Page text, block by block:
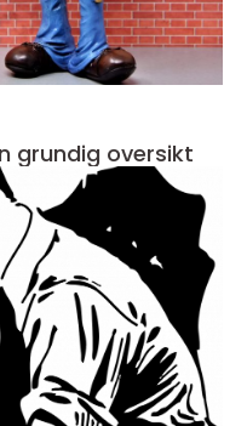
grundig oversikt